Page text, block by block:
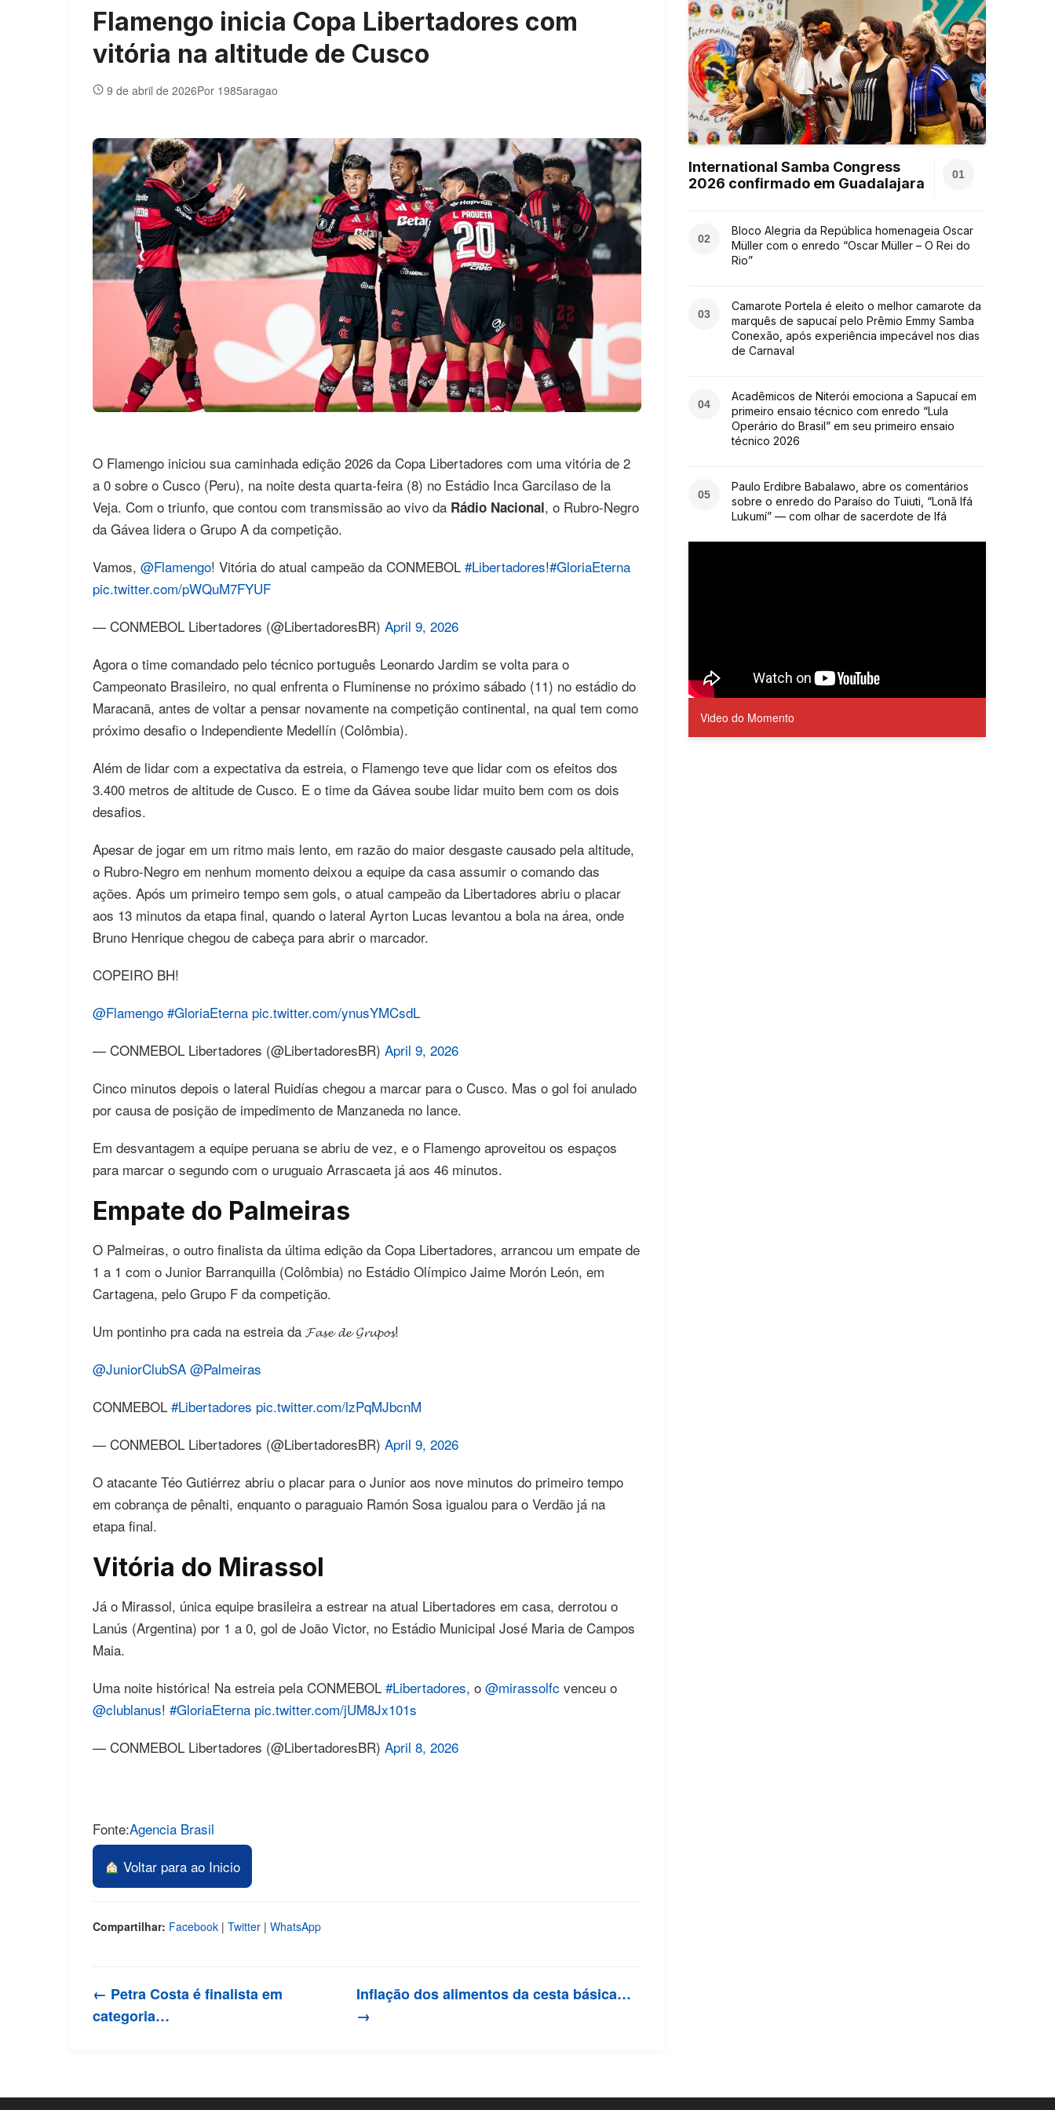
Flamengo inicia Copa Libertadores com
vitória na altitude de Cusco
9 de abril de 2026Por 1985aragao
O Flamengo iniciou sua caminhada edição 2026 da Copa Libertadores com uma vitória de 2
a 0 sobre o Cusco (Peru), na noite desta quarta-feira (8) no Estádio Inca Garcilaso de la
Veja. Com o triunfo, que contou com transmissão ao vivo da Rádio Nacional, o Rubro-Negro
da Gávea lidera o Grupo A da competição.
Vamos, @Flamengo! Vitória do atual campeão da CONMEBOL #Libertadores!#GloriaEterna
pic.twitter.com/pWQuM7FYUF
— CONMEBOL Libertadores (@LibertadoresBR) April 9, 2026
Agora o time comandado pelo técnico português Leonardo Jardim se volta para o
Campeonato Brasileiro, no qual enfrenta o Fluminense no próximo sábado (11) no estádio do
Maracanã, antes de voltar a pensar novamente na competição continental, na qual tem como
próximo desafio o Independiente Medellín (Colômbia).
Além de lidar com a expectativa da estreia, o Flamengo teve que lidar com os efeitos dos
3.400 metros de altitude de Cusco. E o time da Gávea soube lidar muito bem com os dois
desafios.
Apesar de jogar em um ritmo mais lento, em razão do maior desgaste causado pela altitude,
o Rubro-Negro em nenhum momento deixou a equipe da casa assumir o comando das
ações. Após um primeiro tempo sem gols, o atual campeão da Libertadores abriu o placar
aos 13 minutos da etapa final, quando o lateral Ayrton Lucas levantou a bola na área, onde
Bruno Henrique chegou de cabeça para abrir o marcador.
COPEIRO BH!
@Flamengo #GloriaEterna pic.twitter.com/ynusYMCsdL
— CONMEBOL Libertadores (@LibertadoresBR) April 9, 2026
Cinco minutos depois o lateral Ruidías chegou a marcar para o Cusco. Mas o gol foi anulado
por causa de posição de impedimento de Manzaneda no lance.
Em desvantagem a equipe peruana se abriu de vez, e o Flamengo aproveitou os espaços
para marcar o segundo com o uruguaio Arrascaeta já aos 46 minutos.
Empate do Palmeiras
O Palmeiras, o outro finalista da última edição da Copa Libertadores, arrancou um empate de
1 a 1 com o Junior Barranquilla (Colômbia) no Estádio Olímpico Jaime Morón León, em
Cartagena, pelo Grupo F da competição.
Um pontinho pra cada na estreia da 𝓕𝓪𝓼𝓮 𝓭𝓮 𝓖𝓻𝓾𝓹𝓸𝓼!
@JuniorClubSA @Palmeiras
CONMEBOL #Libertadores pic.twitter.com/lzPqMJbcnM
— CONMEBOL Libertadores (@LibertadoresBR) April 9, 2026
O atacante Téo Gutiérrez abriu o placar para o Junior aos nove minutos do primeiro tempo
em cobrança de pênalti, enquanto o paraguaio Ramón Sosa igualou para o Verdão já na
etapa final.
Vitória do Mirassol
Já o Mirassol, única equipe brasileira a estrear na atual Libertadores em casa, derrotou o
Lanús (Argentina) por 1 a 0, gol de João Victor, no Estádio Municipal José Maria de Campos
Maia.
Uma noite histórica! Na estreia pela CONMEBOL #Libertadores, o @mirassolfc venceu o
@clublanus! #GloriaEterna pic.twitter.com/jUM8Jx101s
— CONMEBOL Libertadores (@LibertadoresBR) April 8, 2026
Fonte:Agencia Brasil
Voltar para ao Inicio
Compartilhar: Facebook | Twitter | WhatsApp
← Petra Costa é finalista em
categoria…
Inflação dos alimentos da cesta básica…
→
International Samba Congress
2026 confirmado em Guadalajara
01
02
Bloco Alegria da República homenageia Oscar
Müller com o enredo “Oscar Müller – O Rei do
Rio”
03
Camarote Portela é eleito o melhor camarote da
marquês de sapucaí pelo Prêmio Emmy Samba
Conexão, após experiência impecável nos dias
de Carnaval
04
Acadêmicos de Niterói emociona a Sapucaí em
primeiro ensaio técnico com enredo “Lula
Operário do Brasil” em seu primeiro ensaio
técnico 2026
05
Paulo Erdibre Babalawo, abre os comentários
sobre o enredo do Paraíso do Tuiuti, “Lonã Ifá
Lukumí” — com olhar de sacerdote de Ifá
Video do Momento